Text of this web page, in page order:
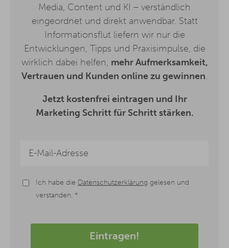
Media, Content und KI – verständlich
eingeordnet und direkt anwendbar. Statt
Informationsflut liefern wir nur die
Entwicklungen, Tipps und Praxisimpulse, die
wirklich dabei helfen, mehr Aufmerksamkeit,
Vertrauen und Kunden online zu gewinnen.
Jetzt kostenfrei eintragen und Ihr
Marketing Schritt für Schritt stärken.
Ich habe die Datenschutzerklärung gelesen und
verstanden. *
Eintragen!